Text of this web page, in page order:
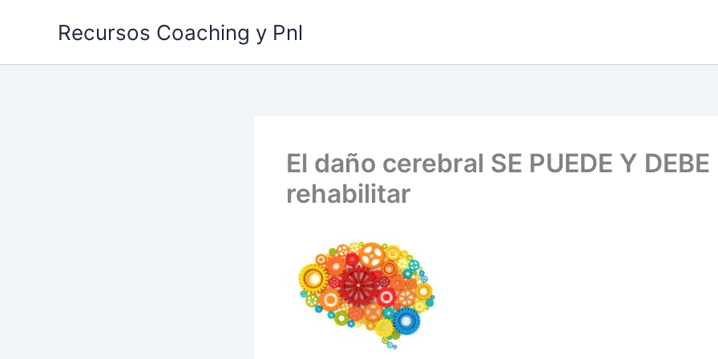
Recursos Coaching y Pnl
El daño cerebral SE PUEDE Y DEBE
rehabilitar